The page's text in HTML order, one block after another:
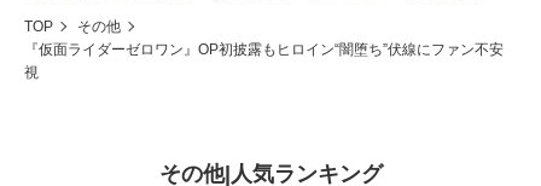
TOP
その他
『仮面ライダーゼロワン』OP初披露もヒロイン“闇堕ち”伏線にファン不安
視
その他| 人気ランキング